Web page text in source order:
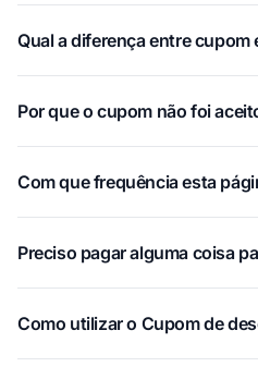
Qual a diferença entre cupom
Por que o cupom não foi
Com que frequência esta
Preciso pagar alguma coisa
Como utilizar o Cupom de